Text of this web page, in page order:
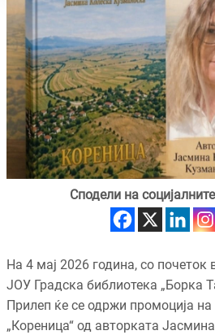
Сподели на
На 4 мај 2026 година, со почеток
ЈОУ Градска библиотека „Борка
Прилеп ќе се одржи промоција
„Кореница“ од авторката